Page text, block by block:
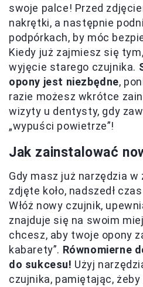
swoje palce! Przed
nakrętki, a następnie
podpórkach, by móc
Kiedy już zajmiesz się
wyjęcie starego czujnika.
opony jest niezbędne,
razie możesz wkrótce
wizyty u dentysty, gdy
„wypuści powietrze”!
Jak zainstalować
Gdy masz już narzędzia w
zdjęte koło, nadszedł
Włóż nowy czujnik,
znajduje się na swoim
chcesz, aby twoje opony
kabarety”. Równomierne
do sukcesu! Użyj
czujnika, pamiętając,